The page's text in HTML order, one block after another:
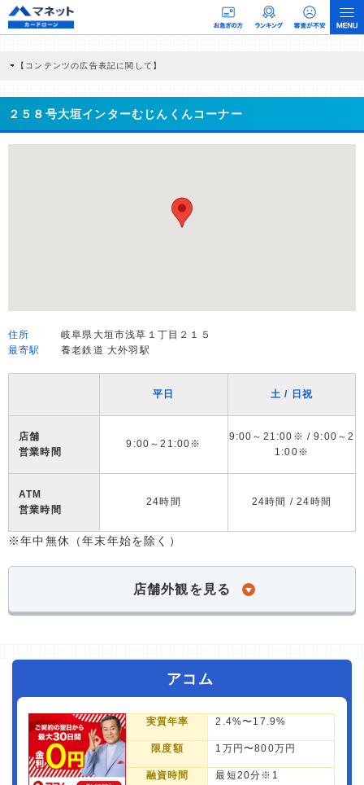
【コンテンツの広告表記に関して】
商品を根拠なくPRするものではなく、当編集部の調査／ユーザーへの口コミ収集な
どに基づき、公平性を担保した情報提供を行っています。
>提携企業一覧
２５８号大垣インターむじんくんコーナー
住所
岐阜県大垣市浅草１丁目２１５
最寄駅
養老鉄道 大外羽駅
平日 土 / 日祝
店舗
営業時間
9:00～21:00※
9:00～21:00※ / 9:00～2
1:00※
ATM
営業時間
24時間 24時間 / 24時間
※年中無休（年末年始を除く）
店舗外観を見る
アコム
実質年率 2.4%〜17.9%
限度額 1万円〜800万円
融資時間 最短20分※1